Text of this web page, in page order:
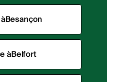
Besançon
àBelfort